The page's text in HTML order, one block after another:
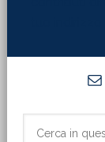
primaria